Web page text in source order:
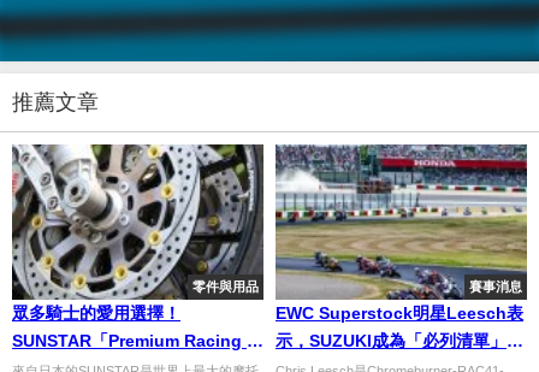
推薦文章
零件與用品
眾多騎士的愛用選擇！
SUNSTAR「Premium Racing 浮
賽事消息
EWC Superstock明星Leesch表
示，SUZUKI成為「必列清單」的